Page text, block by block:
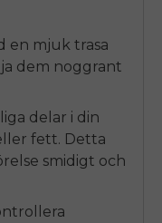
en mjuk trasa
dem noggrant
delar i din
fett. Detta
smidigt och